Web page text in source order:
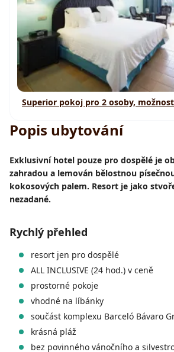
Superior pokoj pro 2 osoby,
Popis ubytování
Exklusivní hotel pouze pro dospělé je
zahradou a lemován bělostnou
kokosových palem. Resort je jako
nezadané.
Rychlý přehled
resort jen pro dospělé
ALL INCLUSIVE (24 hod.) v ceně
prostorné pokoje
vhodné na líbánky
součást komplexu Barceló Bávaro
krásná pláž
bez povinného vánočního a